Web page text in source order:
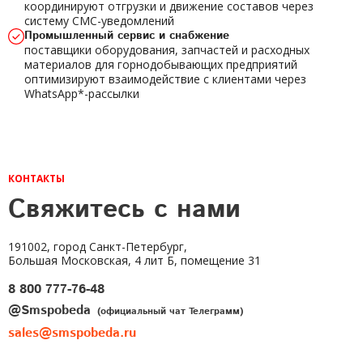
координируют отгрузки и движение составов через
систему СМС-уведомлений
Промышленный сервис и снабжение
поставщики оборудования, запчастей и расходных
материалов для горнодобывающих предприятий
оптимизируют взаимодействие с клиентами через
WhatsApp*-рассылки
КОНТАКТЫ
Свяжитесь с нами
191002, город Санкт-Петербург,
Большая Московская, 4 лит Б, помещение 31
8 800 777-76-48
@Smspobeda (официальный чат Телеграмм)
sales@smspobeda.ru